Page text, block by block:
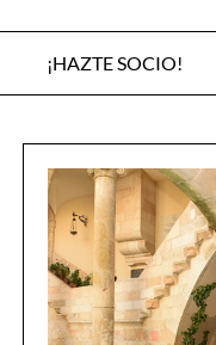
¡HAZTE SOCIO!